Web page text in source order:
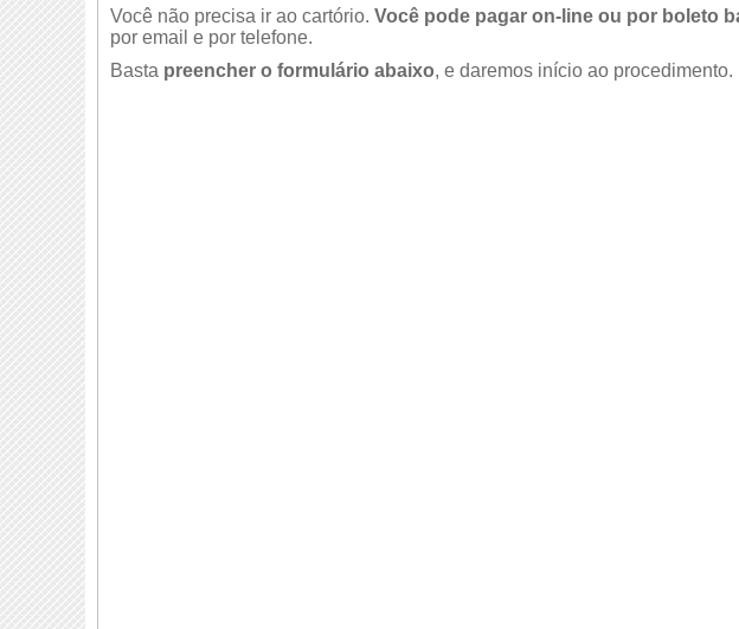
Você não precisa ir ao cartório. Você pode pagar on-line ou por boleto
por email e por telefone.
Basta preencher o formulário abaixo, e daremos início ao procedimento.